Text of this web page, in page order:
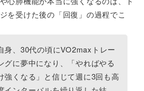
を受けた後の「回復」の過程でこ
身、30代の頃にVO2maxトレー
グに夢中になり、「やればやる
強くなる」と信じて週に3回も高